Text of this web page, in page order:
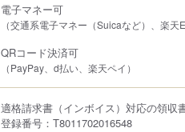
電子マネー可
（交通系電子マネー（Suicaなど）、楽天
QRコード決済可
（PayPay、d払い、楽天ペイ）
適格請求書（インボイス）対応の領収
登録番号：T8011702016548